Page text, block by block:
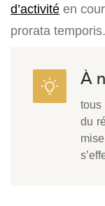
d’activité en
prorata temporis.
À
tous
du